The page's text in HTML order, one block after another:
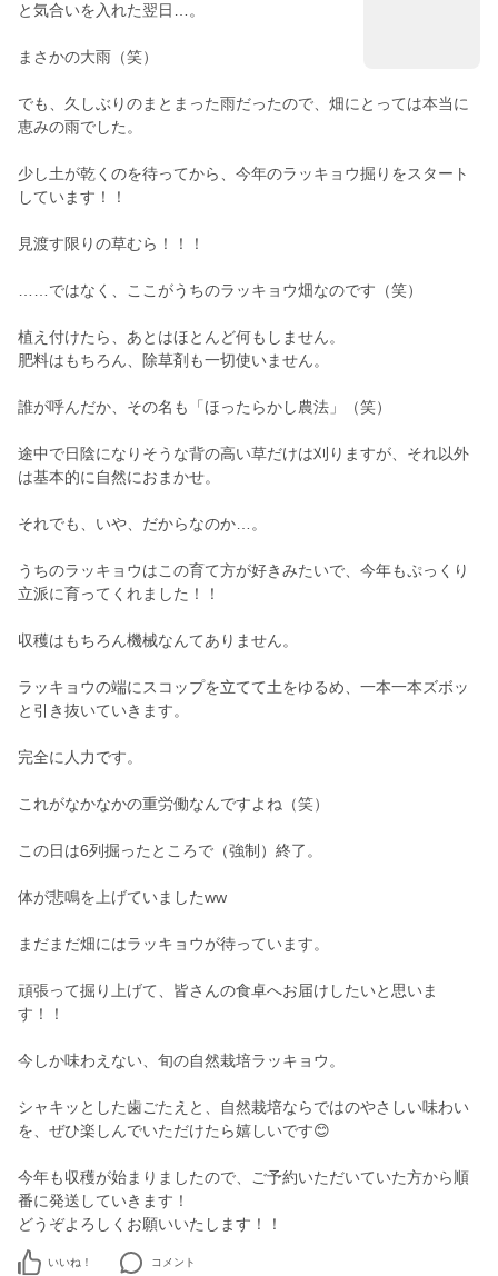
と気合いを入れた翌日…。
まさかの大雨（笑）
でも、久しぶりのまとまった雨だったので、畑にとっては本当に
恵みの雨でした。
少し土が乾くのを待ってから、今年のラッキョウ掘りをスタート
しています！！
見渡す限りの草むら！！！
……ではなく、ここがうちのラッキョウ畑なのです（笑）
植え付けたら、あとはほとんど何もしません。
肥料はもちろん、除草剤も一切使いません。
誰が呼んだか、その名も「ほったらかし農法」（笑）
途中で日陰になりそうな背の高い草だけは刈りますが、それ以外
は基本的に自然におまかせ。
それでも、いや、だからなのか…。
うちのラッキョウはこの育て方が好きみたいで、今年もぷっくり
立派に育ってくれました！！
収穫はもちろん機械なんてありません。
ラッキョウの端にスコップを立てて土をゆるめ、一本一本ズボッ
と引き抜いていきます。
完全に人力です。
これがなかなかの重労働なんですよね（笑）
この日は6列掘ったところで（強制）終了。
体が悲鳴を上げていましたww
まだまだ畑にはラッキョウが待っています。
頑張って掘り上げて、皆さんの食卓へお届けしたいと思いま
す！！
今しか味わえない、旬の自然栽培ラッキョウ。
シャキッとした歯ごたえと、自然栽培ならではのやさしい味わい
を、ぜひ楽しんでいただけたら嬉しいです😊
今年も収穫が始まりましたので、ご予約いただいていた方から順
番に発送していきます！
いいね！ コメント